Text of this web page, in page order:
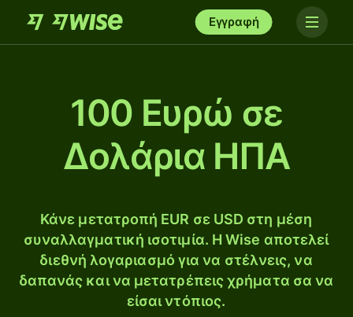
Εγγραφή
100 Ευρώ σε
Δολάρια ΗΠΑ
Κάνε μετατροπή EUR σε USD στη μέση
συναλλαγματική ισοτιμία. Η Wise αποτελεί
διεθνή λογαριασμό για να στέλνεις, να
δαπανάς και να μετατρέπεις χρήματα σα να
είσαι ντόπιος.